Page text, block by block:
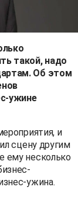
такой, надо
Об этом
ужине
и
сцену другим
ему несколько
ужина.